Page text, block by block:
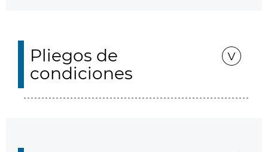
Pliegos de
condiciones